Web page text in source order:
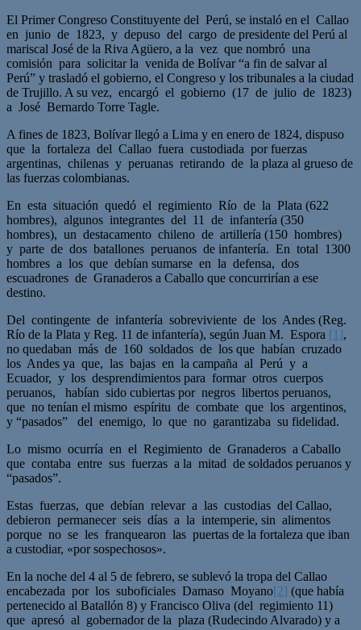
El Primer Congreso Constituyente del Perú, se instaló en el Callao
en junio de 1823, y depuso del cargo de presidente del Perú al
mariscal José de la Riva Agüero, a la vez que nombró una
comisión para solicitar la venida de Bolívar “a fin de salvar al
Perú” y trasladó el gobierno, el Congreso y los tribunales a la ciudad
de Trujillo. A su vez, encargó el gobierno (17 de julio de 1823)
a José Bernardo Torre Tagle.
A fines de 1823, Bolívar llegó a Lima y en enero de 1824, dispuso
que la fortaleza del Callao fuera custodiada por fuerzas
argentinas, chilenas y peruanas retirando de la plaza al grueso de
las fuerzas colombianas.
En esta situación quedó el regimiento Río de la Plata (622
hombres), algunos integrantes del 11 de infantería (350
hombres), un destacamento chileno de artillería (150 hombres)
y parte de dos batallones peruanos de infantería. En total 1300
hombres a los que debían sumarse en la defensa, dos
escuadrones de Granaderos a Caballo que concurrirían a ese
destino.
Del contingente de infantería sobreviviente de los Andes (Reg.
Río de la Plata y Reg. 11 de infantería), según Juan M. Espora [1],
no quedaban más de 160 soldados de los que habían cruzado
los Andes ya que, las bajas en la campaña al Perú y a
Ecuador, y los desprendimientos para formar otros cuerpos
peruanos, habían sido cubiertas por negros libertos peruanos,
que no tenían el mismo espíritu de combate que los argentinos,
y “pasados” del enemigo, lo que no garantizaba su fidelidad.
Lo mismo ocurría en el Regimiento de Granaderos a Caballo
que contaba entre sus fuerzas a la mitad de soldados peruanos y
“pasados”.
Estas fuerzas, que debían relevar a las custodias del Callao,
debieron permanecer seis días a la intemperie, sin alimentos
porque no se les franquearon las puertas de la fortaleza que iban
a custodiar, «por sospechosos».
En la noche del 4 al 5 de febrero, se sublevó la tropa del Callao
encabezada por los suboficiales Damaso Moyano[2] (que había
pertenecido al Batallón 8) y Francisco Oliva (del regimiento 11)
que apresó al gobernador de la plaza (Rudecindo Alvarado) y a